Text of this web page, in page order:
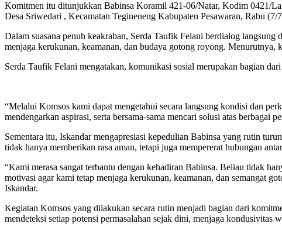
Komitmen itu ditunjukkan Babinsa Koramil 421-06/Natar, Kodim 0421/
Desa Sriwedari , Kecamatan Tegineneng Kabupaten Pesawaran, Rabu (7/
Dalam suasana penuh keakraban, Serda Taufik Felani berdialog
menjaga kerukunan, keamanan, dan budaya gotong royong.
Serda Taufik Felani mengatakan, komunikasi sosial merupakan bagian
“Melalui Komsos kami dapat mengetahui secara langsung kondisi dan
mendengarkan aspirasi, serta bersama-sama mencari solusi atas
Sementara itu, Iskandar mengapresiasi kepedulian Babinsa yang rutin
tidak hanya memberikan rasa aman, tetapi juga mempererat hubungan
“Kami merasa sangat terbantu dengan kehadiran Babinsa. Beliau tidak
motivasi agar kami tetap menjaga kerukunan, keamanan, dan semangat
Iskandar.
Kegiatan Komsos yang dilakukan secara rutin menjadi bagian dari
mendeteksi setiap potensi permasalahan sejak dini, menjaga